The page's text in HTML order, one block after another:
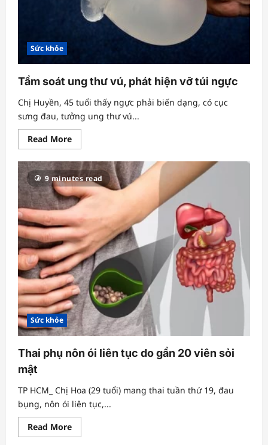
Sức khỏe
Tầm soát ung thư vú, phát hiện vỡ túi ngực
Chị Huyền, 45 tuổi thấy ngực phải biến dạng, có cục
sưng đau, tưởng ung thư vú...
Read MoreRead
more
Tầm
soát
ung
thư
vú,
phát
vỡ
túi
ngực
9 minutes read
Sức khỏe
Thai phụ nôn ói liên tục do gần 20 viên sỏi
mật
TP HCM_ Chị Hoa (29 tuổi) mang thai tuần thứ 19, đau
bụng, nôn ói liên tục,...
Read MoreRead
more